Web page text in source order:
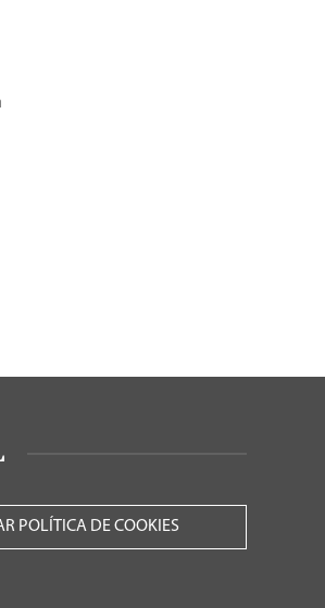
POLÍTICA DE COOKIES